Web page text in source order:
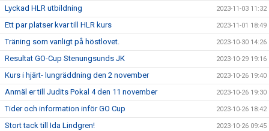
Lyckad HLR utbildning 2023-11-03 11:32
Ett par platser kvar till HLR kurs 2023-11-01 18:49
Träning som vanligt på höstlovet. 2023-10-30 14:26
Resultat GO-Cup Stenungsunds JK 2023-10-29 19:16
Kurs i hjärt- lungräddning den 2 november 2023-10-26 19:40
Anmäl er till Judits Pokal 4 den 11 november 2023-10-26 19:30
Tider och information inför GO Cup 2023-10-26 18:42
Stort tack till Ida Lindgren! 2023-10-26 09:45